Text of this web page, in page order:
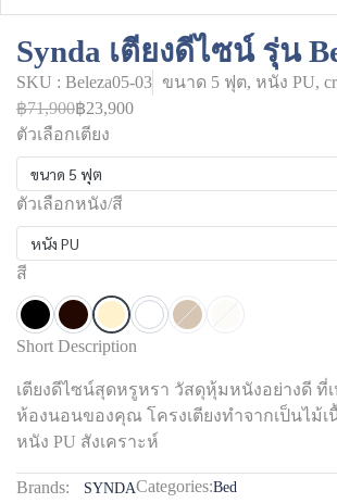
Synda เตียงดีไซน์ รุ่น
SKU : Beleza05-03 ขนาด 5 ฟุต, หนัง PU,
฿71,900฿23,900
ตัวเลือกเตียง
ขนาด 5 ฟุต
ตัวเลือกหนัง/สี
หนัง PU
สี
Short Description
เตียงดีไซน์สุดหรูหรา วัสดุหุ้มหนังอย่างดี ที่
ห้องนอนของคุณ โครงเตียงทำจากเป็นไม้
หนัง PU สังเคราะห์
Brands: SYNDACategories:Bed